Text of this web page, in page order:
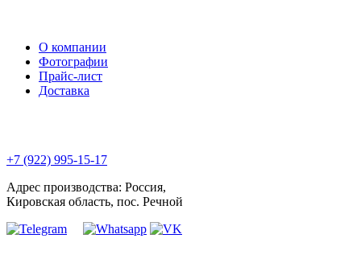
О компании
Фотографии
Прайс-лист
Доставка
+7 (922) 995-15-17
Адрес производства: Россия,
Кировская область, пос. Речной